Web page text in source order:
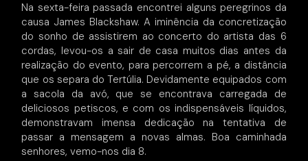
Na sexta-feira passada encontrei alguns peregrinos da
causa James Blackshaw. A iminência da concretização
do sonho de assistirem ao concerto do artista das 6
cordas, levou-os a sair de casa muitos dias antes da
realização do evento, para percorrem a pé, a distância
que os separa do Tertúlia. Devidamente equipados com
a sacola da avó, que se encontrava carregada de
deliciosos petiscos, e com os indispensáveis líquidos,
demonstravam imensa dedicação na tentativa de
passar a mensagem a novas almas. Boa caminhada
senhores, vemo-nos dia 8.